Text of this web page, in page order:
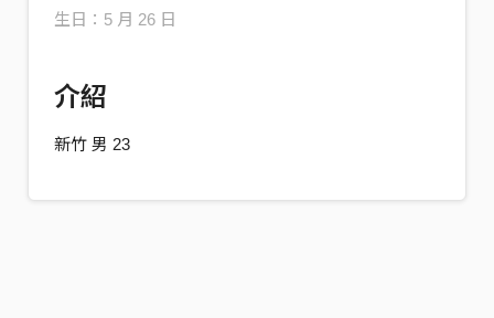
生日：5 月 26 日
介紹
新竹 男 23